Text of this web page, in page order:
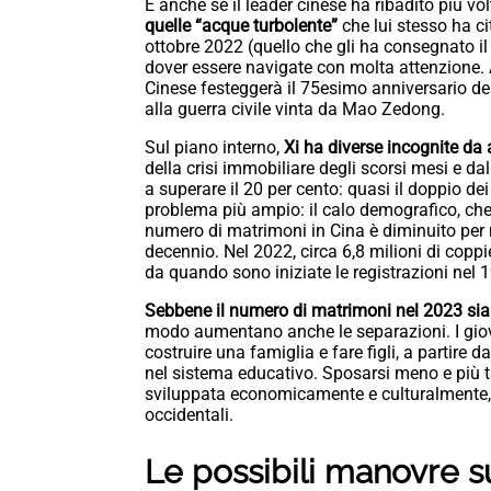
E anche se il leader cinese ha ribadito più
quelle “acque turbolente” che lui stesso ha
ottobre 2022 (quello che gli ha consegnato
dover essere navigate con molta
Cinese festeggerà il 75esimo anniversario
alla guerra civile vinta da Mao Zedong.
Sul piano interno, Xi ha diverse incognite da
della crisi immobiliare degli scorsi mesi e
a superare il 20 per cento: quasi il doppio
problema più ampio: il calo demografico,
numero di matrimoni in Cina è diminuito
decennio. Nel 2022, circa 6,8 milioni di
da quando sono iniziate le registrazioni nel
Sebbene il numero di matrimoni nel 2023
modo aumentano anche le separazioni. I
costruire una famiglia e fare figli, a partire
nel sistema educativo. Sposarsi meno e
sviluppata economicamente e
occidentali.
Le possibili manovre